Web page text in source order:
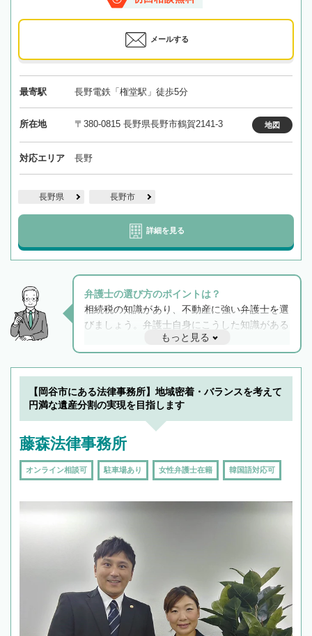
メールする
最寄駅 長野電鉄「権堂駅」徒歩5分
所在地 〒380-0815 長野県長野市鶴賀2141-3 地図
対応エリア 長野
長野県 長野市
詳細を見る
弁護士の選び方のポイントは？
相続税の知識があり、不動産に強い弁護士を選
びましょう。弁護士自身にこうした知識がある
と他士業との連携もスムーズに進み、トラブル
解決のみならず相続をトータルで任せることが
できます。また、相続は感情がからむ分野なの
でフィーリングも重要です。実際に電話や面談
で複数の弁護士と会話をしてウマが合う方に依
もっと見る
【岡谷市にある法律事務所】地域密着・バランスを考えて
円満な遺産分割の実現を目指します
藤森法律事務所
オンライン相談可 駐車場あり 女性弁護士在籍 韓国語対応可